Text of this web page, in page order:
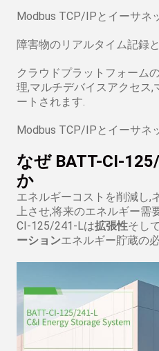
Modbus TCP/IPとイーサネ
障害物のリアルタイム記録
クラウドプラットフォーム
理,マルチデバイスアクセス
ートされます.
Modbus TCP/IPとイーサネ
なぜ BATT-CI-
か
エネルギーコストを削減し,
上させ,将来のエネルギー需
CI-125/241-Lは拡張性そして
ーションエネルギー貯蔵の